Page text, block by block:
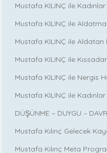
Mustafa KILINÇ ile
Mustafa KILINÇ ile
Mustafa KILINÇ ile Aldatan
Mustafa KILINÇ ile
Mustafa KILINÇ ile Nergis
Mustafa KILINÇ ile
DÜŞÜNME – DUYGU –
Mustafa Kılınç Gelecek
Mustafa Kılınç Meta